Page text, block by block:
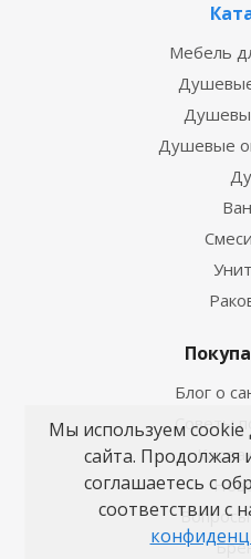
Мебель
Душевые
Блог о
Советы
Как
Мы используем cookie
сайта. Продолжая
соглашаетесь с
соответствии с